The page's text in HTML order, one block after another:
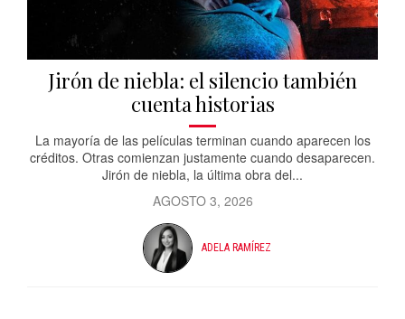
Jirón de niebla: el silencio también
cuenta historias
La mayoría de las películas terminan cuando aparecen los
créditos. Otras comienzan justamente cuando desaparecen.
Jirón de niebla, la última obra del...
AGOSTO 3, 2026
ADELA RAMÍREZ